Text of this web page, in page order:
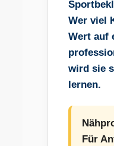
Wer viel
Wert auf
wird sie
lernen.
Für